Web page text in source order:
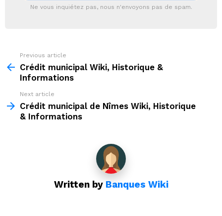
Ne vous inquiétez pas, nous n'envoyons pas de spam.
more
Previous article
Crédit municipal Wiki, Historique &
Informations
Next article
Crédit municipal de Nîmes Wiki, Historique
& Informations
Written by Banques Wiki